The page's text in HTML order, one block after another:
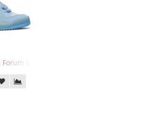
Buckle Low Blue Tint